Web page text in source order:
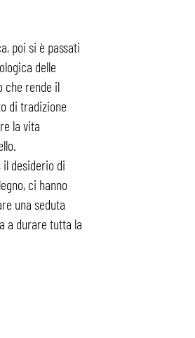
poi si è passati
delle
che rende il
di tradizione
la vita
desiderio di
ci hanno
una seduta
a durare tutta la